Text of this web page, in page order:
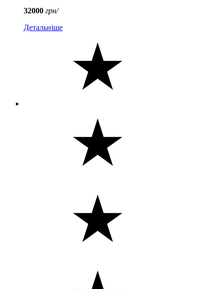
32000 грн/
Детальніше